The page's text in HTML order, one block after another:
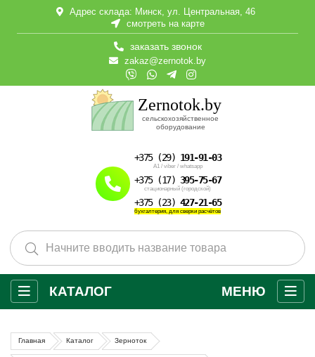
Адрес склада: Минск, ул. Центральная, 46
смотреть на карте
заказать звонок
zakaz@zernotok.by
Zernotok.by
сельскохозяйственное
оборудование
+375 (29) 191-91-03
А1 / viber/ whatsapp
+375 (17) 395-75-67
стационарный (городской)
+375 (23) 427-21-65
бухгалтерия, для сверки расчётов
КАТАЛОГ МЕНЮ
Главная Каталог Зерноток